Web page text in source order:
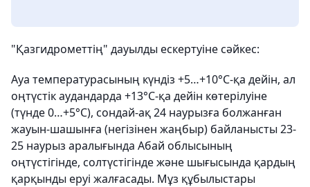
"Қазгидрометтің" дауылды ескертуіне сәйкес:
Ауа температурасының күндіз +5…+10°C-қа дейін, ал
оңтүстік аудандарда +13°C-қа дейін көтерілуіне
(түнде 0…+5°C), сондай-ақ 24 наурызға болжанған
жауын-шашынға (негізінен жаңбыр) байланысты 23-
25 наурыз аралығында Абай облысының
оңтүстігінде, солтүстігінде және шығысында қардың
қарқынды еруі жалғасады. Мұз құбылыстары